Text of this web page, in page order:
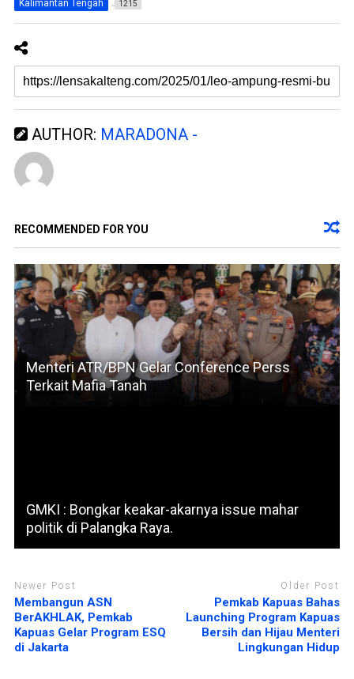
a
u
g
a
Kalimantan Tengah 1215
AUTHOR: MARADONA -
RECOMMENDED FOR YOU
Menteri ATR/BPN Gelar Conference Perss
Terkait Mafia Tanah
GMKI : Bongkar keakar-akarnya issue mahar
politik di Palangka Raya.
Newer Post
Membangun ASN
BerAKHLAK, Pemkab
Kapuas Gelar Program ESQ
di Jakarta
Older Post
Pemkab Kapuas Bahas
Launching Program Kapuas
Bersih dan Hijau Menteri
Lingkungan Hidup